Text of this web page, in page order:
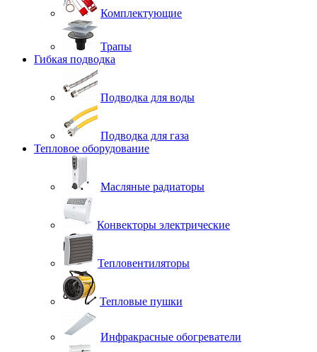
Комплектующие
Трапы
Гибкая подводка
Подводка для воды
Подводка для газа
Тепловое оборудование
Масляные радиаторы
Конвекторы электрические
Тепловентиляторы
Тепловые пушки
Инфракрасные обогреватели